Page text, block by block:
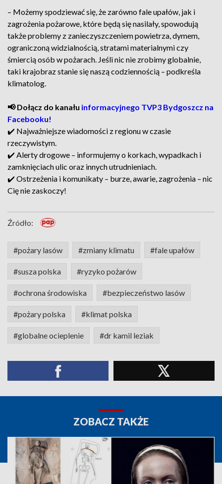
– Możemy spodziewać się, że zarówno fale upałów, jak i
zagrożenia pożarowe, które będą się nasilały, spowodują
także problemy z zanieczyszczeniem powietrza, dymem,
ograniczoną widzialnością, stratami materialnymi czy
śmiercią osób w pożarach. Jeśli nic nie zrobimy globalnie,
taki krajobraz stanie się naszą codziennością – podkreśla
klimatolog.
📢 Dołącz do kanału informacyjnego TVP3 Bydgoszcz na
Facebooku!
✔️ Najważniejsze wiadomości z regionu w czasie
rzeczywistym.
✔️ Alerty drogowe – informujemy o korkach, wypadkach i
zamknięciach ulic oraz innych utrudnieniach.
✔️ Ostrzeżenia i komunikaty – burze, awarie, zagrożenia – nic
Cię nie zaskoczy!
Źródło:
#pożary lasów #zmiany klimatu #fale upałów
#susza polska #ryzyko pożarów
#ochrona środowiska #bezpieczeństwo lasów
#pożary polska #klimat polska
#globalne ocieplenie #dr kamil leziak
ZOBACZ TAKŻE